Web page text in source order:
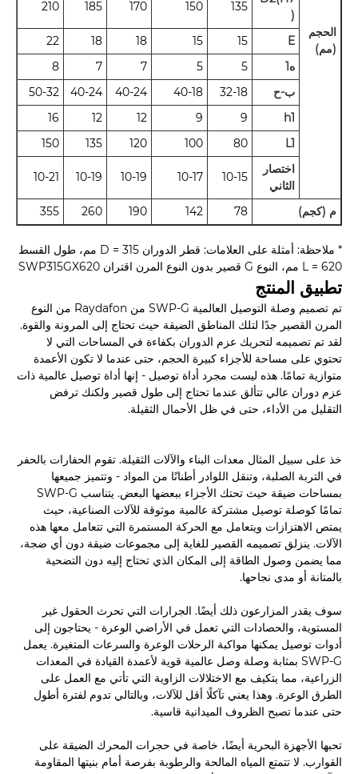
الحجم
(مم)
)
135
150
170
185
210
E
15
15
18
18
22
ه1
5
5
7
7
8
ب-ح
32-18
40-18
40-24
40-24
50-32
h1
9
9
12
12
16
L1
80
100
120
135
150
اختصار
الثاني
10-15
10-17
10-19
10-19
10-21
م (كجم) 78
142
190
260
355
* ملاحظة: أمثلة على العلامات: قطر الدوران D = 315 مم، طول القسط
L = 620 مم، النوع G قصير بدون النوع المرن اقتران SWP315GX620
تطبيق المنتج
تم تصميم وصلة التوصيل العالمية SWP-G من Raydafon من النوع
المرن القصير جدًا لتلك المناطق الضيقة حيث تحتاج إلى المرونة والقوة.
لقد تم تصميمه لتحريك عزم الدوران بكفاءة في المساحات التي لا
تحتوي على مساحة للأجزاء كبيرة الحجم، حتى عندما لا تكون الأعمدة
متوازية تمامًا. هذه ليست مجرد أداة توصيل - إنها أداة توصيل عالمية ذات
عزم دوران عالي تتألق عندما تحتاج إلى طول قصير ولكنك ترفض
التقليل من الأداء، حتى في ظل الأحمال الثقيلة.
خذ على سبيل المثال معدات البناء والآلات الثقيلة. تقوم الحفارات بالحفر
في التربة الصلبة، وتنقل اللوادر أطنانًا من المواد - وتتميز جميعها
بمساحات ضيقة حيث تحتك الأجزاء ببعضها البعض. يتناسب SWP-G
تمامًا كوصلة توصيل مشتركة عالمية موثوقة للآلات الصناعية، حيث
يمتص الاهتزازات ويتعامل مع الحركة المستمرة التي تتعامل معها هذه
الآلات. ينزلق تصميمه القصير للغاية إلى مجموعات ضيقة دون أي ضجة،
مما يضمن وصول الطاقة إلى المكان الذي تحتاج إليه دون التضحية
بالمتانة أو مدى نجاحها.
سوف يقدر المزارعون ذلك أيضًا. الجرارات التي تحرث الحقول غير
المستوية، والحصادات التي تعمل في الأراضي الوعرة - يحتاجون إلى
أدوات توصيل يمكنها مواكبة الرحلات الوعرة والسرعات المتغيرة. يعمل
SWP-G بمثابة وصلة وصل عالمية قوية لأعمدة القيادة في المعدات
الزراعية، مما يتكيف مع الاختلالات الزاوية التي تأتي مع العمل على
الطرق الوعرة. وهذا يعني تآكلًا أقل للآلات، وبالتالي تدوم لفترة أطول
حتى عندما تصبح الظروف الميدانية قاسية.
تحبها الأجهزة البحرية أيضًا، خاصة في حجرات المحرك الضيقة على
القوارب. لا تتمتع المياه المالحة والرطوبة بفرصة أمام بنيتها المقاومة